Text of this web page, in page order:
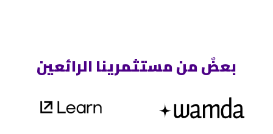
بعضٌ من مستثمرينا الرائعين